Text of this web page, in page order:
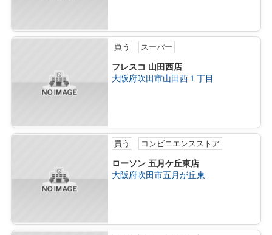
買う スーパー
フレスコ 山田西店
大阪府吹田市山田西１丁目
買う コンビニエンスストア
ローソン 五月ケ丘東店
大阪府吹田市五月が丘東